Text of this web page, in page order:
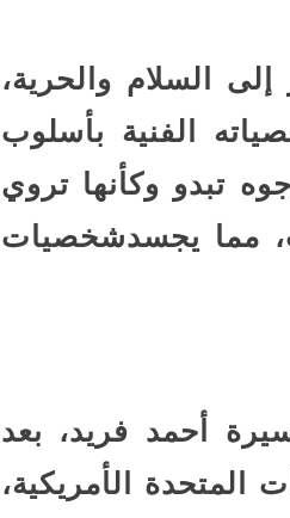
السلام والحرية،
الفنية بأسلوب
تبدو وكأنها تروي
مما يجسدشخصيات
أحمد فريد، بعد
المتحدة الأمريكية،